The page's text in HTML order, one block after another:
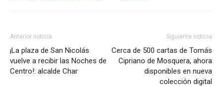
Anterior noticia
¡La plaza de San Nicolás
vuelve a recibir las Noches de
Centro!: alcalde Char
Siguiente noticia
Cerca de 500 cartas de Tomás
Cipriano de Mosquera, ahora
disponibles en nueva
colección digital